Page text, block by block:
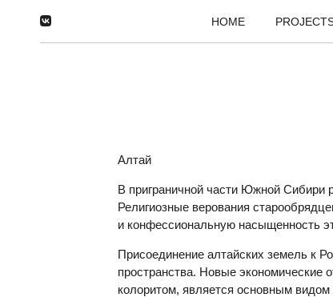
HOME
Алтай
В приграничной части Южной Сибири
Религиозные верования
и конфессиональную насыщенность
Присоединение алтайских земель к
пространства. Новые экономические
колоритом, является основным